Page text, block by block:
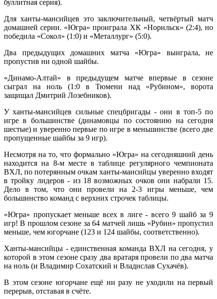
буллитная серия).
Для ханты-мансийцев это заключительный, четвёртый матч
домашней серии. «Югра» проиграла ХК «Норильск» (2:4), но
победила «Сокол» (1:0) и «Металлург» (5:0).
Два предыдущих домашних матча «Югра» выиграла, не
пропустив ни одной шайбы.
«Динамо-Алтай» в предыдущем матче впервые в сезоне
сыграл на ноль (1:0 в Тюмени над «Рубином», ворота
защищал Дмитрий Лозебников).
У ханты-мансийцев сильные спецбригады - они в топ-5 по
игре в большинстве (динамовцы по состоянию на сегодня
шестые) и уверенно первые по игре в меньшинстве (всего две
пропущенные шайбы за 9 игр).
Несмотря на то, что формально «Югра» на сегодняшний день
находится на 8-м месте в таблице регулярного чемпионата
ВХЛ, по потерянным очкам ханты-мансийцы уверенно входят
в тройку лидеров - из 18 возможных очков они набрали 15.
Дело в том, что они провели на 2-3 игры меньше, чем
большинство команд с верхних строчек таблицы.
«Югра» пропускает меньше всех в лиге - всего 9 шайб за 9
игр! В прошлом сезоне за 64 матчей лишь «Рубин» пропустил
меньше, чем югорчане (123 и 124 шайбы, соответственно).
Ханты-мансийцы - единственная команда ВХЛ на сегодня, у
которой в этом сезоне сразу два вратаря провели по два матча
на ноль (и Владимир Сохатский и Владислав Сухачёв).
В этом сезоне югорчане ещё ни разу не уходили на первый
перерыв, отставая в счёте.